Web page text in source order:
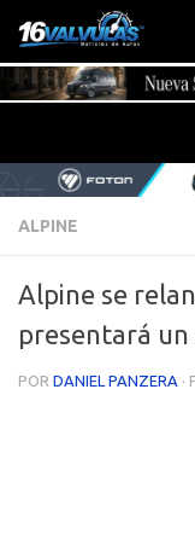
Saltar al
ALPINE
Alpine se
presentará
POR DANIEL PANZERA ·